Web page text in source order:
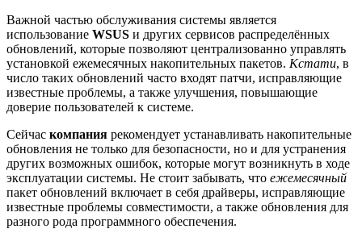
Важной частью обслуживания системы является
использование WSUS и других сервисов распределённых
обновлений, которые позволяют централизованно управлять
установкой ежемесячных накопительных пакетов. Кстати, в
число таких обновлений часто входят патчи, исправляющие
известные проблемы, а также улучшения, повышающие
доверие пользователей к системе.
Сейчас компания рекомендует устанавливать накопительные
обновления не только для безопасности, но и для устранения
других возможных ошибок, которые могут возникнуть в ходе
эксплуатации системы. Не стоит забывать, что ежемесячный
пакет обновлений включает в себя драйверы, исправляющие
известные проблемы совместимости, а также обновления для
разного рода программного обеспечения.